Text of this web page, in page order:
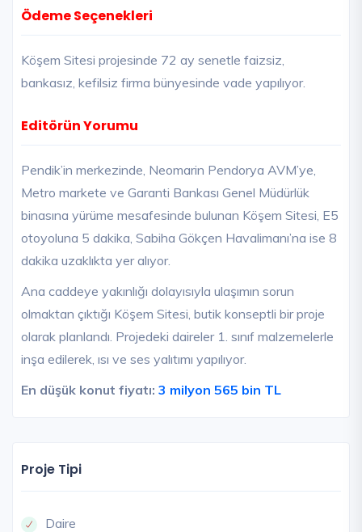
Ödeme Seçenekleri
Köşem Sitesi projesinde 72 ay senetle faizsiz,
bankasız, kefilsiz firma bünyesinde vade yapılıyor.
Editörün Yorumu
Pendik’in merkezinde, Neomarin Pendorya AVM’ye,
Metro markete ve Garanti Bankası Genel Müdürlük
binasına yürüme mesafesinde bulunan Köşem Sitesi, E5
otoyoluna 5 dakika, Sabiha Gökçen Havalimanı’na ise 8
dakika uzaklıkta yer alıyor.
Ana caddeye yakınlığı dolayısıyla ulaşımın sorun
olmaktan çıktığı Köşem Sitesi, butik konseptli bir proje
olarak planlandı. Projedeki daireler 1. sınıf malzemelerle
inşa edilerek, ısı ve ses yalıtımı yapılıyor.
En düşük konut fiyatı: 3 milyon 565 bin TL
Proje Tipi
Daire